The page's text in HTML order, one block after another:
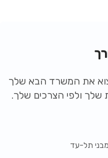
את המשרד הבא שלך
שלך ולפי הצרכים שלך.